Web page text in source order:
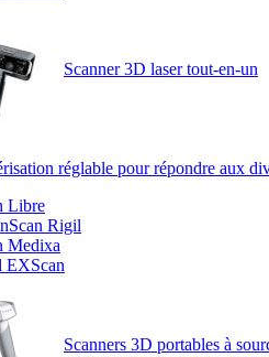
Scanner 3D laser tout-en-un
réglable pour répondre aux
Libre
Rigil
Medixa
EXScan
Scanners 3D portables à